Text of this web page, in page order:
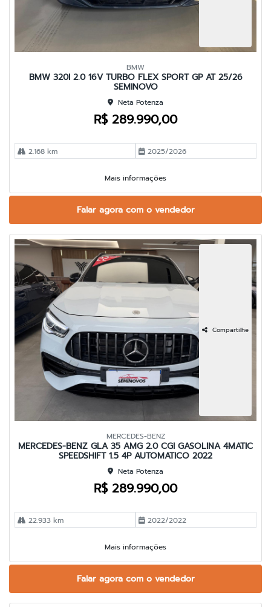
BMW
BMW 320I 2.0 16V TURBO FLEX SPORT GP AT 25/26
SEMINOVO
Neta Potenza
R$ 289.990,00
2.168 km 2025/2026
Mais informações
Falar agora com o vendedor
Compartilhe
MERCEDES-BENZ
MERCEDES-BENZ GLA 35 AMG 2.0 CGI GASOLINA 4MATIC
SPEEDSHIFT 1.5 4P AUTOMATICO 2022
Neta Potenza
R$ 289.990,00
22.933 km 2022/2022
Mais informações
Falar agora com o vendedor